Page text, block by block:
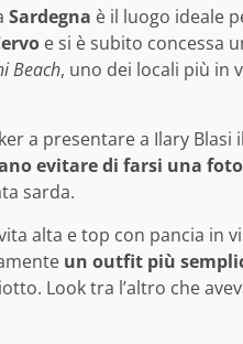
Sardegna è il luogo ideale
e si è subito concessa
Beach, uno dei locali più in
a presentare a Ilary Blasi
evitare di farsi una foto
sarda.
alta e top con pancia in
un outfit più
Look tra l’altro che